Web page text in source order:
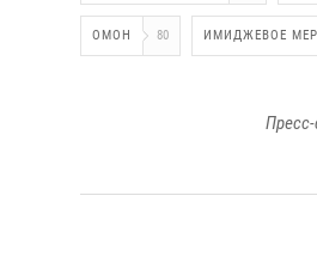
ОМОН 80 ИМИДЖЕВОЕ